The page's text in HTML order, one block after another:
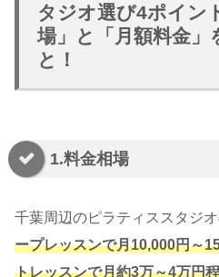
タジオ選び4ポイン
場」と「月額料金」
と！
1.料金相場
千葉周辺のピラティススタジオ
ープレッスンで月10,000円～
トレッスンで月約3万～4万円